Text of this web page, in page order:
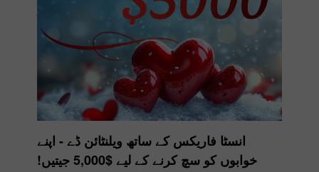
انسٹا فاریکس کے ساتھ ویلنٹائن ڈے - اپنے
خوابوں کو سچ کرنے کے لیے $5,000 جیتیں!